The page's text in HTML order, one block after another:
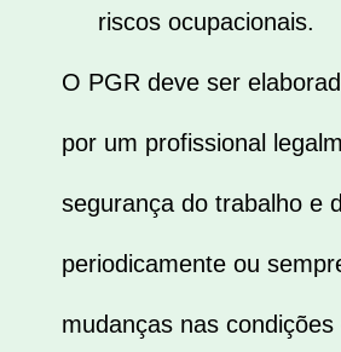
riscos ocupacionais.
O PGR deve ser
por um profissional
segurança do trabalho e
periodicamente ou
mudanças nas